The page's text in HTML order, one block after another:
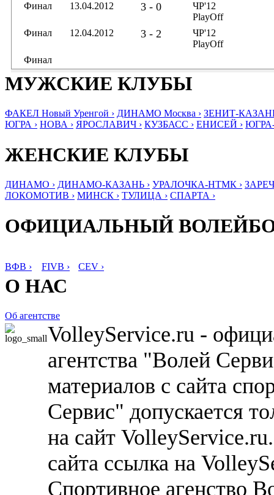
Финал
13.04.2012 3 - 0
ЧР'12
PlayOff
Финал
12.04.2012 3 - 2
ЧР'12
PlayOff
Финал
МУЖСКИЕ КЛУБЫ
ФАКЕЛ Новый Уренгой › ДИНАМО Москва › ЗЕНИТ-
ЮГРА › НОВА › ЯРОСЛАВИЧ › КУЗБАСС › ЕНИСЕЙ ›
ЖЕНСКИЕ КЛУБЫ
ДИНАМО › ДИНАМО-КАЗАНЬ › УРАЛОЧКА-НТМК ›
ЛОКОМОТИВ › МИНСК › ТУЛИЦА › СПАРТА ›
ОФИЦИАЛЬНЫЙ
ВФВ › FIVB › CEV ›
О НАС
Об агентстве
VolleyService.ru -
агентства "Волей
материалов с сайта
Сервис" допускается
на сайт
сайта ссылка на
Спортивное агенство